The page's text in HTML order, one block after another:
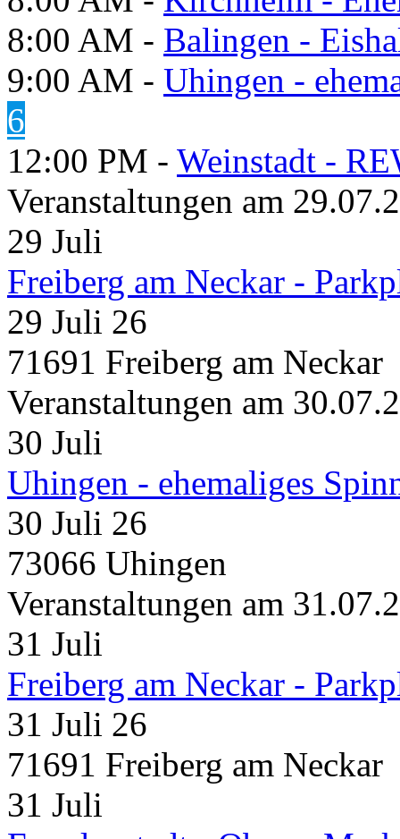
8:00 AM - Balingen -
9:00 AM - Uhingen -
6
12:00 PM - Weinstadt -
Veranstaltungen am
29 Juli
Freiberg am Neckar -
29 Juli 26
71691 Freiberg am Neckar
Veranstaltungen am
30 Juli
Uhingen - ehemaliges
30 Juli 26
73066 Uhingen
Veranstaltungen am
31 Juli
Freiberg am Neckar -
31 Juli 26
71691 Freiberg am Neckar
31 Juli